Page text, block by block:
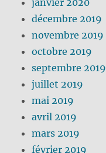
décembre 2019
novembre 2019
octobre 2019
septembre 2019
juillet 2019
mai 2019
avril 2019
mars 2019
février 2019